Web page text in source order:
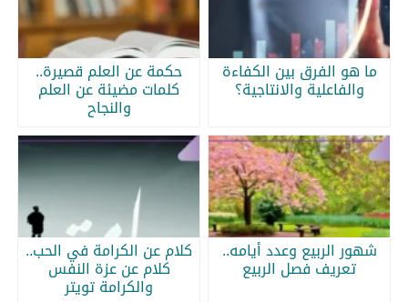
ما هو الفرق بين الكفاءة
والفاعلية والانتاجية؟
حكمة عن العلم قصيرة..
كلمات مضيئة عن العلم
والنجاح
شهور الربيع وعدد أيامه..
تعريف فصل الربيع
كلام عن الكرامة في الحب..
كلام عن عزة النفس
والكرامة تويتر